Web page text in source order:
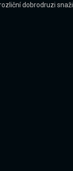
dobrodruzi